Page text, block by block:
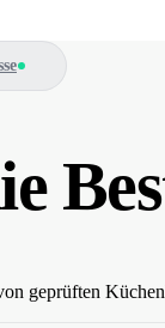
geprüften